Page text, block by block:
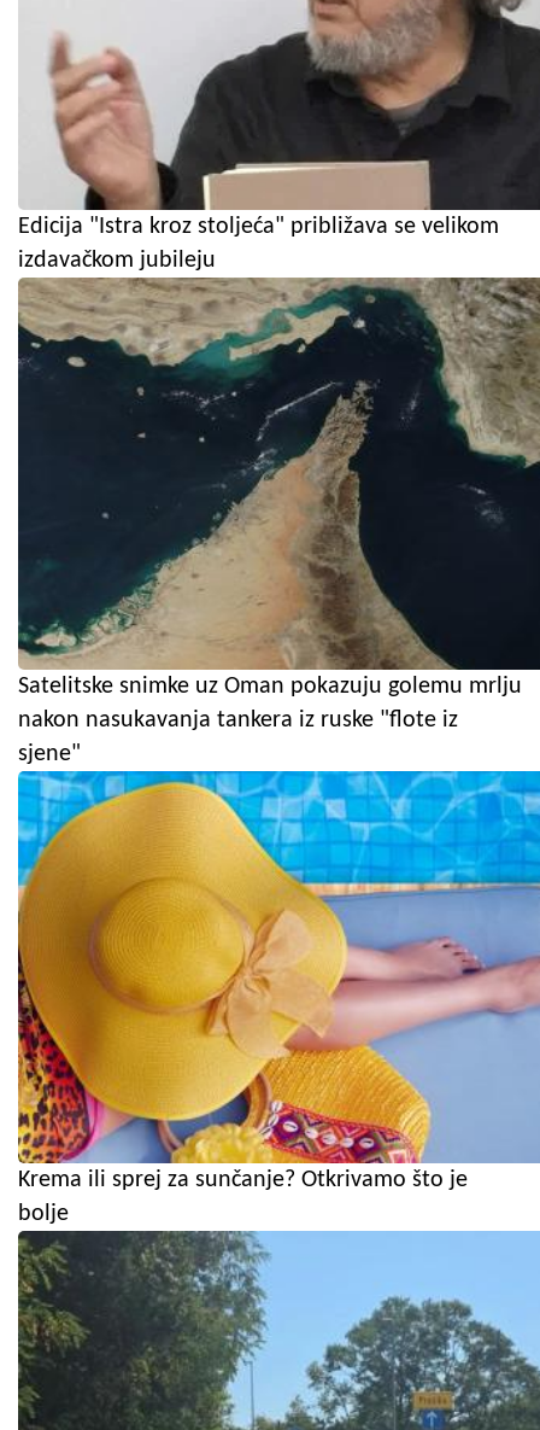
Edicija "Istra kroz stoljeća" približava se velikom
izdavačkom jubileju
Satelitske snimke uz Oman pokazuju golemu mrlju
nakon nasukavanja tankera iz ruske "flote iz
sjene"
Krema ili sprej za sunčanje? Otkrivamo što je
bolje